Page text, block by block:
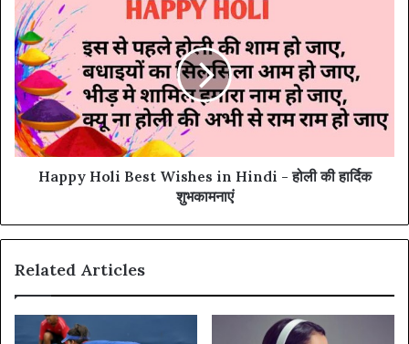
Happy Holi Best Wishes in Hindi - होली की हार्दिक
शुभकामनाएं
Related Articles